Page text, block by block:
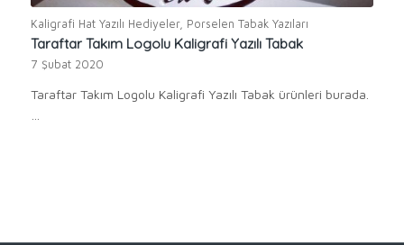
Kaligrafi Hat Yazılı Hediyeler, Porselen Tabak Yazıları
Taraftar Takım Logolu Kaligrafi Yazılı Tabak
7 Şubat 2020
Taraftar Takım Logolu Kaligrafi Yazılı Tabak ürünleri burada.